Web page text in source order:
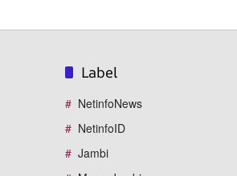
Label
NetinfoNews
NetinfoID
Jambi